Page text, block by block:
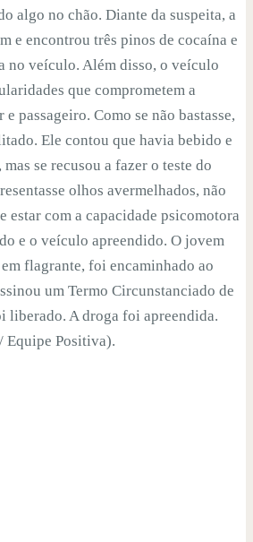
algo no chão. Diante da suspeita, a
e encontrou três pinos de cocaína e
no veículo. Além disso, o veículo
que comprometem a
passageiro. Como se não bastasse,
Ele contou que havia bebido e
se recusou a fazer o teste do
olhos avermelhados, não
estar com a capacidade psicomotora
e o veículo apreendido. O jovem
flagrante, foi encaminhado ao
um Termo Circunstanciado de
liberado. A droga foi apreendida.
Equipe Positiva).